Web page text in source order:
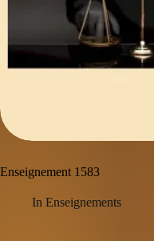
Enseignement 1583
In Enseignements